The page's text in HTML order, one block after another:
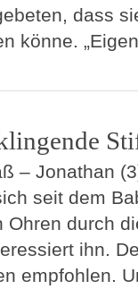
dass
könne.
– Jonathan
seit dem
Ohren durch
ihn.
empfohlen.